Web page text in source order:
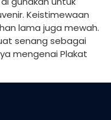
Keistimewaan
lama juga mewah.
senang sebagai
mengenai Plakat